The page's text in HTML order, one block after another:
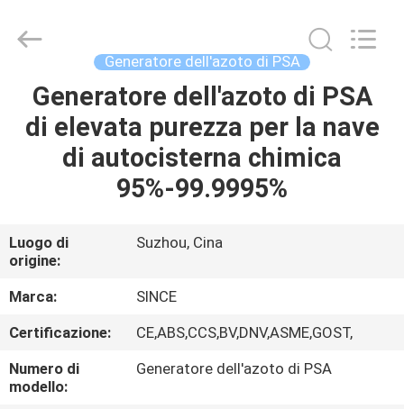
CASA
PRODOTTI
DI
NOI
VISITA
ALLA
FABBRICA
Technology
Reserved.
Generatore dell'azoto di PSA
Generatore dell'azoto di PSA
di elevata purezza per la nave
di autocisterna chimica
95%-99.9995%
Luogo di
origine:
Suzhou, Cina
Marca:
SINCE
Certificazione:
CE,ABS,CCS,BV,DNV,ASME,GOST,
Numero di
modello:
Generatore dell'azoto di PSA